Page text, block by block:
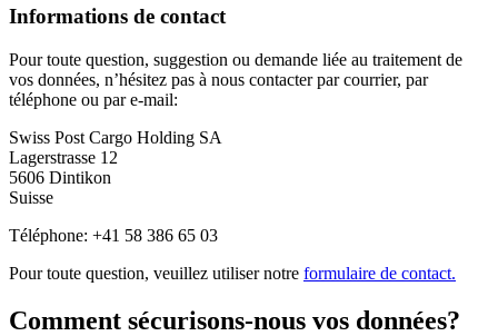
Informations de contact
Pour toute question, suggestion ou demande liée au traitement de
vos données, n’hésitez pas à nous contacter par courrier, par
téléphone ou par e-mail:
Swiss Post Cargo Holding SA
Lagerstrasse 12
5606 Dintikon
Suisse
Téléphone: +41 58 386 65 03
Pour toute question, veuillez utiliser notre formulaire de contact.
Comment sécurisons-nous vos données?